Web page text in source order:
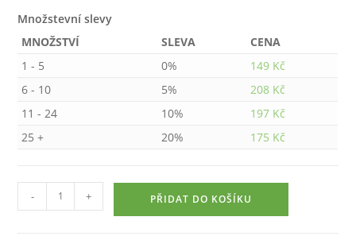
Množstevní slevy
MNOŽSTVÍ
SLEVA
CENA
1 - 5
0% 149 Kč
6 - 10
5% 208 Kč
11 - 24
10% 197 Kč
25 +
20% 175 Kč
Nákupní
taška
- + PŘIDAT DO KOŠÍKU